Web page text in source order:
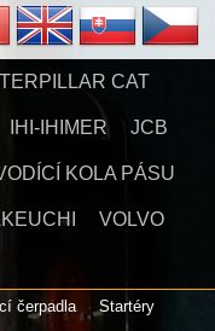
CAT
IHI-IHIMER JCB
KOLA PÁSU
VOLVO
čerpadla
Startéry